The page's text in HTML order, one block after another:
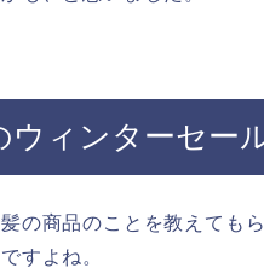
ウィンターセー
の商品のことを教えても
すよね。